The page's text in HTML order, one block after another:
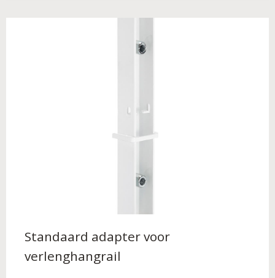
Standaard adapter voor
verlenghangrail